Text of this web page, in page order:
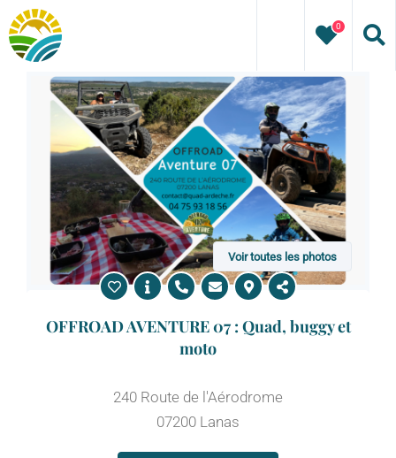
Passer
au
contenu
0
Voir toutes les photos
OFFROAD AVENTURE 07 : Quad, buggy et
moto
240 Route de l'Aérodrome
07200 Lanas